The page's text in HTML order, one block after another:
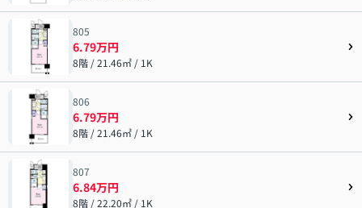
805
6.79万円
8階 / 21.46㎡ / 1K
806
6.79万円
8階 / 21.46㎡ / 1K
807
6.84万円
8階 / 22.20㎡ / 1K